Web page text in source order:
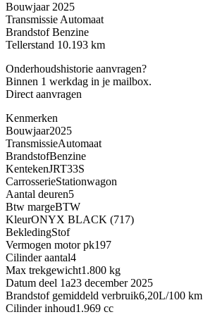
Bouwjaar 2025
Transmissie Automaat
Brandstof Benzine
Tellerstand 10.193 km
Onderhoudshistorie aanvragen?
Binnen 1 werkdag in je mailbox.
Direct aanvragen
Kenmerken
Bouwjaar2025
TransmissieAutomaat
BrandstofBenzine
KentekenJRT33S
CarrosserieStationwagon
Aantal deuren5
Btw margeBTW
KleurONYX BLACK (717)
BekledingStof
Vermogen motor pk197
Cilinder aantal4
Max trekgewicht1.800 kg
Datum deel 1a23 december 2025
Brandstof gemiddeld verbruik6,20L/100 km
Cilinder inhoud1.969 cc